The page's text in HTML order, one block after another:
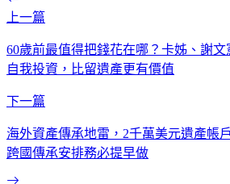
上一篇
60歲前最值得把錢花在哪？卡姊、謝
自我投資，比留遺產更有價值
下一篇
海外資產傳承地雷，2千萬美元遺產帳
跨國傳承安排務必提早做